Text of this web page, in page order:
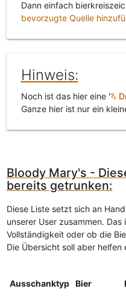
Dann einfach
bevorzugte Quelle
Hinweis:
Noch ist das hier eine '
Ganze hier ist nur ein
Bloody Mary's -
bereits getrunken:
Diese Liste setzt sich an
unserer User zusammen.
Vollständigkeit oder ob die
Die Übersicht soll aber
Ausschanktyp Bier